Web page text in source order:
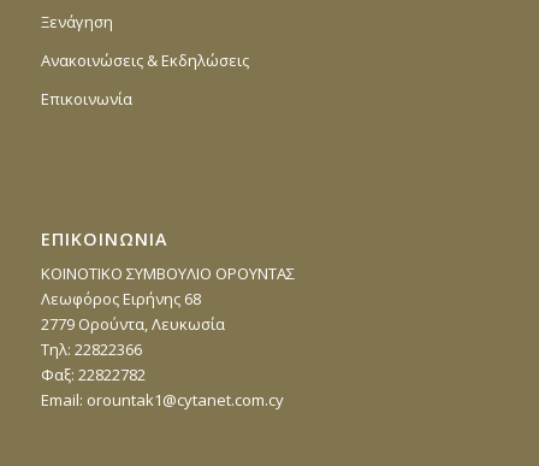
Ξενάγηση
Ανακοινώσεις & Εκδηλώσεις
Επικοινωνία
ΕΠΙΚΟΙΝΩΝΙΑ
ΚΟΙΝΟΤΙΚΟ ΣΥΜΒΟΥΛΙΟ ΟΡΟΥΝΤΑΣ
Λεωφόρος Ειρήνης 68
2779 Ορούντα, Λευκωσία
Τηλ: 22822366
Φαξ: 22822782
Email: orountak1@cytanet.com.cy